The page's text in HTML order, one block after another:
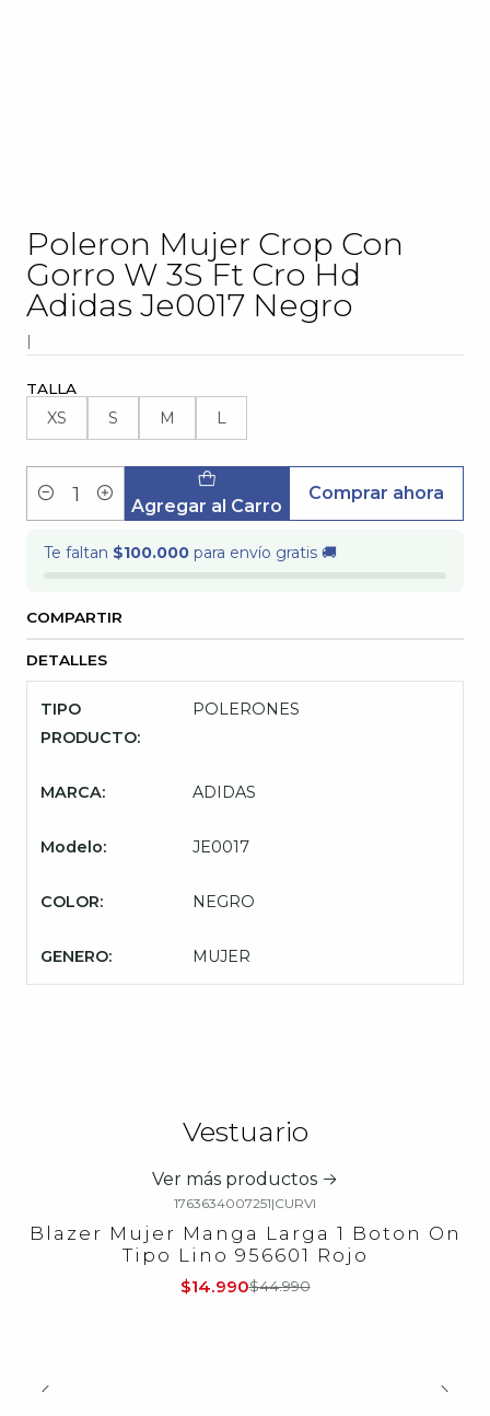
Poleron Mujer Crop Con
Gorro W 3S Ft Cro Hd
Adidas Je0017 Negro
|
TALLA
XS S M L
Cantidad Agregar al Carro
Comprar ahora
Te faltan $100.000 para envío gratis 🚚
COMPARTIR
DETALLES
TIPO
PRODUCTO:
POLERONES
MARCA: ADIDAS
Modelo: JE0017
COLOR: NEGRO
GENERO: MUJER
Vestuario
Ver más productos
1763634007251|CURVI
Blazer Mujer Manga Larga 1 Boton On
Tipo Lino 956601 Rojo
$14.990$44.990